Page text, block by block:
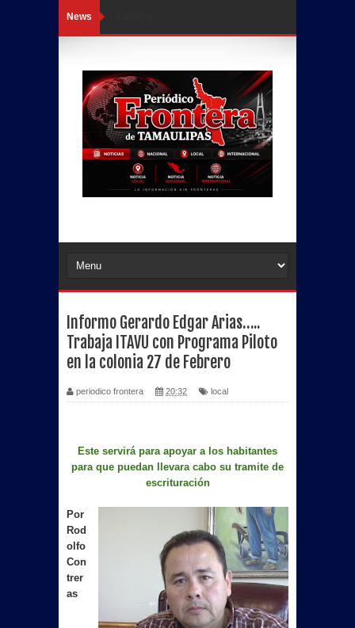
News
Informo Gerardo Edgar Arias…..
Trabaja ITAVU con Programa Piloto
en la colonia 27 de Febrero
periodico frontera 20:32 local
Este servirá para apoyar a los habitantes
para que puedan llevara cabo su tramite de
escrituración
Por
Rod
olfo
Con
trer
as